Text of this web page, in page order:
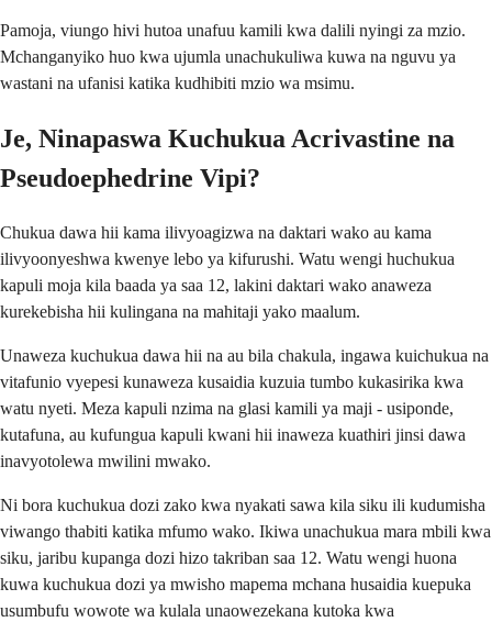
Pamoja, viungo hivi hutoa unafuu kamili kwa dalili nyingi za mzio.
Mchanganyiko huo kwa ujumla unachukuliwa kuwa na nguvu ya
wastani na ufanisi katika kudhibiti mzio wa msimu.
Je, Ninapaswa Kuchukua Acrivastine na
Pseudoephedrine Vipi?
Chukua dawa hii kama ilivyoagizwa na daktari wako au kama
ilivyoonyeshwa kwenye lebo ya kifurushi. Watu wengi huchukua
kapuli moja kila baada ya saa 12, lakini daktari wako anaweza
kurekebisha hii kulingana na mahitaji yako maalum.
Unaweza kuchukua dawa hii na au bila chakula, ingawa kuichukua na
vitafunio vyepesi kunaweza kusaidia kuzuia tumbo kukasirika kwa
watu nyeti. Meza kapuli nzima na glasi kamili ya maji - usiponde,
kutafuna, au kufungua kapuli kwani hii inaweza kuathiri jinsi dawa
inavyotolewa mwilini mwako.
Ni bora kuchukua dozi zako kwa nyakati sawa kila siku ili kudumisha
viwango thabiti katika mfumo wako. Ikiwa unachukua mara mbili kwa
siku, jaribu kupanga dozi hizo takriban saa 12. Watu wengi huona
kuwa kuchukua dozi ya mwisho mapema mchana husaidia kuepuka
usumbufu wowote wa kulala unaowezekana kutoka kwa